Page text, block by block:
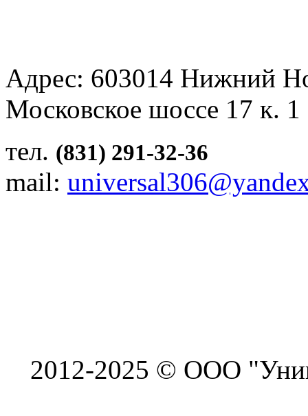
Адрес: 603014 Нижний
Московское шоссе 17 к.
тел. (831) 291-32-36
mail:
2012-2025 © ООО